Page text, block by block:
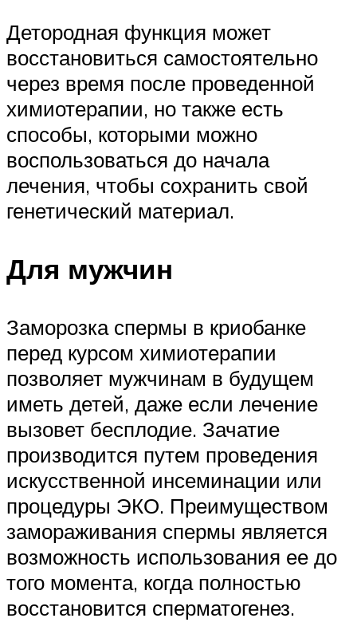
Детородная функция может
восстановиться самостоятельно
через время после проведенной
химиотерапии, но также есть
способы, которыми можно
воспользоваться до начала
лечения, чтобы сохранить свой
генетический материал.
Для мужчин
Заморозка спермы в криобанке
перед курсом химиотерапии
позволяет мужчинам в будущем
иметь детей, даже если лечение
вызовет бесплодие. Зачатие
производится путем проведения
искусственной инсеминации или
процедуры ЭКО. Преимуществом
замораживания спермы является
возможность использования ее до
того момента, когда полностью
восстановится сперматогенез.